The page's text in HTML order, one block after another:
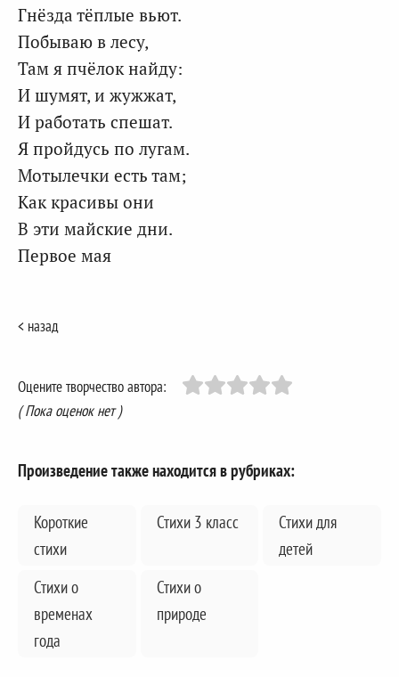
Гнёзда тёплые вьют.
Побываю в лесу,
Там я пчёлок найду:
И шумят, и жужжат,
И работать спешат.
Я пройдусь по лугам.
Мотылечки есть там;
Как красивы они
В эти майские дни.
Первое мая
< назад
Оцените творчество автора:
( Пока оценок нет )
Произведение также находится в рубриках:
Короткие
стихи
Стихи 3 класс
Стихи для
детей
Стихи о
временах
года
Стихи о
природе